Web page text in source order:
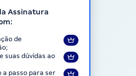
Assinatura
de
suas dúvidas ao
a passo para ser